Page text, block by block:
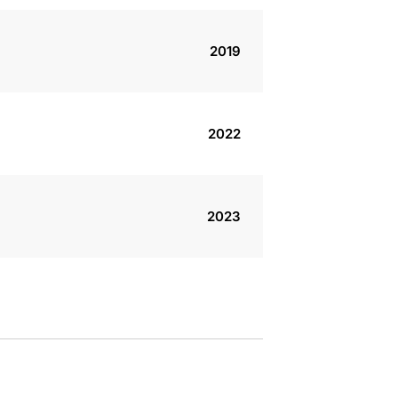
2019
2022
2023